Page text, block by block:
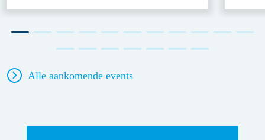
Alle aankomende events